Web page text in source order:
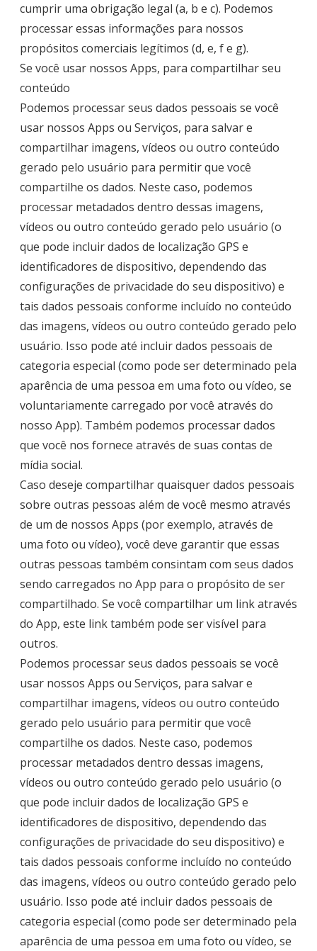
cumprir uma obrigação legal (a, b e c). Podemos
processar essas informações para nossos
propósitos comerciais legítimos (d, e, f e g).
Se você usar nossos Apps, para compartilhar seu
conteúdo
Podemos processar seus dados pessoais se você
usar nossos Apps ou Serviços, para salvar e
compartilhar imagens, vídeos ou outro conteúdo
gerado pelo usuário para permitir que você
compartilhe os dados. Neste caso, podemos
processar metadados dentro dessas imagens,
vídeos ou outro conteúdo gerado pelo usuário (o
que pode incluir dados de localização GPS e
identificadores de dispositivo, dependendo das
configurações de privacidade do seu dispositivo) e
tais dados pessoais conforme incluído no conteúdo
das imagens, vídeos ou outro conteúdo gerado pelo
usuário. Isso pode até incluir dados pessoais de
categoria especial (como pode ser determinado pela
aparência de uma pessoa em uma foto ou vídeo, se
voluntariamente carregado por você através do
nosso App). Também podemos processar dados
que você nos fornece através de suas contas de
mídia social.
Caso deseje compartilhar quaisquer dados pessoais
sobre outras pessoas além de você mesmo através
de um de nossos Apps (por exemplo, através de
uma foto ou vídeo), você deve garantir que essas
outras pessoas também consintam com seus dados
sendo carregados no App para o propósito de ser
compartilhado. Se você compartilhar um link através
do App, este link também pode ser visível para
outros.
Podemos processar seus dados pessoais se você
usar nossos Apps ou Serviços, para salvar e
compartilhar imagens, vídeos ou outro conteúdo
gerado pelo usuário para permitir que você
compartilhe os dados. Neste caso, podemos
processar metadados dentro dessas imagens,
vídeos ou outro conteúdo gerado pelo usuário (o
que pode incluir dados de localização GPS e
identificadores de dispositivo, dependendo das
configurações de privacidade do seu dispositivo) e
tais dados pessoais conforme incluído no conteúdo
das imagens, vídeos ou outro conteúdo gerado pelo
usuário. Isso pode até incluir dados pessoais de
categoria especial (como pode ser determinado pela
aparência de uma pessoa em uma foto ou vídeo, se